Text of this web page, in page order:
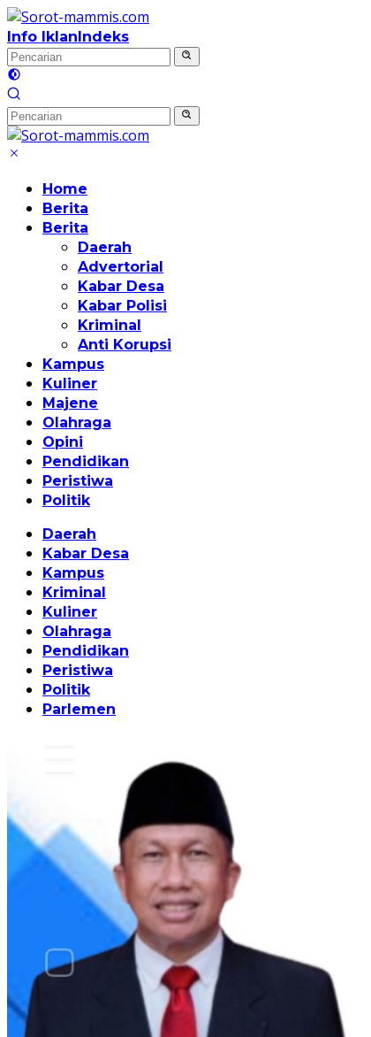
Langsung
ke
konten
Info IklanIndeks
Home
Berita
Berita
Daerah
Advertorial
Kabar Desa
Kabar Polisi
Kriminal
Anti Korupsi
Kampus
Kuliner
Majene
Olahraga
Opini
Pendidikan
Peristiwa
Politik
Daerah
Kabar Desa
Kampus
Kriminal
Kuliner
Olahraga
Pendidikan
Peristiwa
Politik
Parlemen